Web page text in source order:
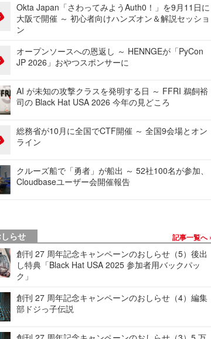
Okta Japan「さわってみようAuth0！」を9月11日に
大阪で開催 ～ 初心者向けハンズオン＆解説セッショ
ン
オープンソースへの恩返し ～ HENNGEが「PyCon
JP 2026」おやつスポンサーに
AI が未知の攻撃クラスを発明する日 ～ FFRI 鵜飼裕
司の Black Hat USA 2026 今年の見どころ
総務省が10月に全国でCTF開催 ～ 全国9会場とオン
ライン
クルーズ船で「勇者」が船出 ～ 52社100名が参加、
Cloudbaseユーザー会開催報告
らせ 記事一覧へ
創刊 27 周年記念キャンペーンのおしらせ（5）後出
し特典「Black Hat USA 2025 参加者用バックパッ
ク」
創刊 27 周年記念キャンペーンのおしらせ（4）編集
部ドジっ子伝説